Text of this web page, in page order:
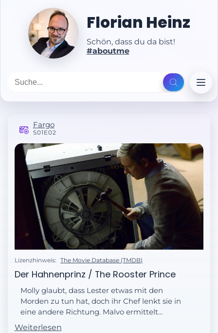
Florian Heinz
Schön, dass du da bist!
#aboutme
Fargo
S01E02
Lizenzhinweis: The Movie Database (TMDB)
Der Hahnenprinz / The Rooster Prince
Molly glaubt, dass Lester etwas mit den
Morden zu tun hat, doch ihr Chef lenkt sie in
eine andere Richtung. Malvo ermittelt
indessen in einem Erpressungsfall.
Weiterlesen